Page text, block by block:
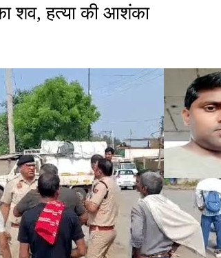
शव, हत्या की आशंका